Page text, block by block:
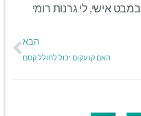
במבט אישי,לי גרנות רומי
הבא
האם קו עקום יכול לחולל קסם